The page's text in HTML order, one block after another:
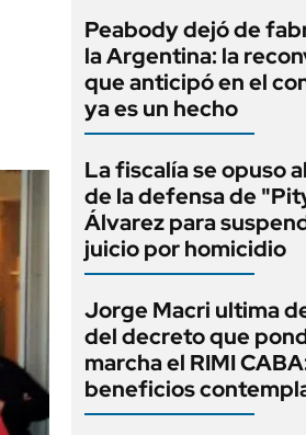
Peabody dejó de
la Argentina: la
que anticipó en el
ya es un hecho
La fiscalía se opuso
de la defensa de
Álvarez para
juicio por homicidio
Jorge Macri ultima
del decreto que
marcha el RIMI
beneficios